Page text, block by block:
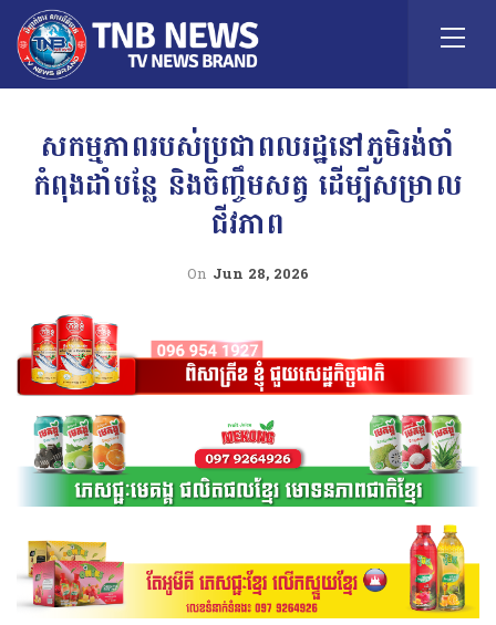
សកម្មភាពរបស់ប្រជាពលរដ្ឋនៅភូមិរង់ចាំ
កំពុងដាំបន្លែ និងចិញ្ចឹមសត្វ ដើម្បីសម្រាល
ជីវភាព
On Jun 28, 2026